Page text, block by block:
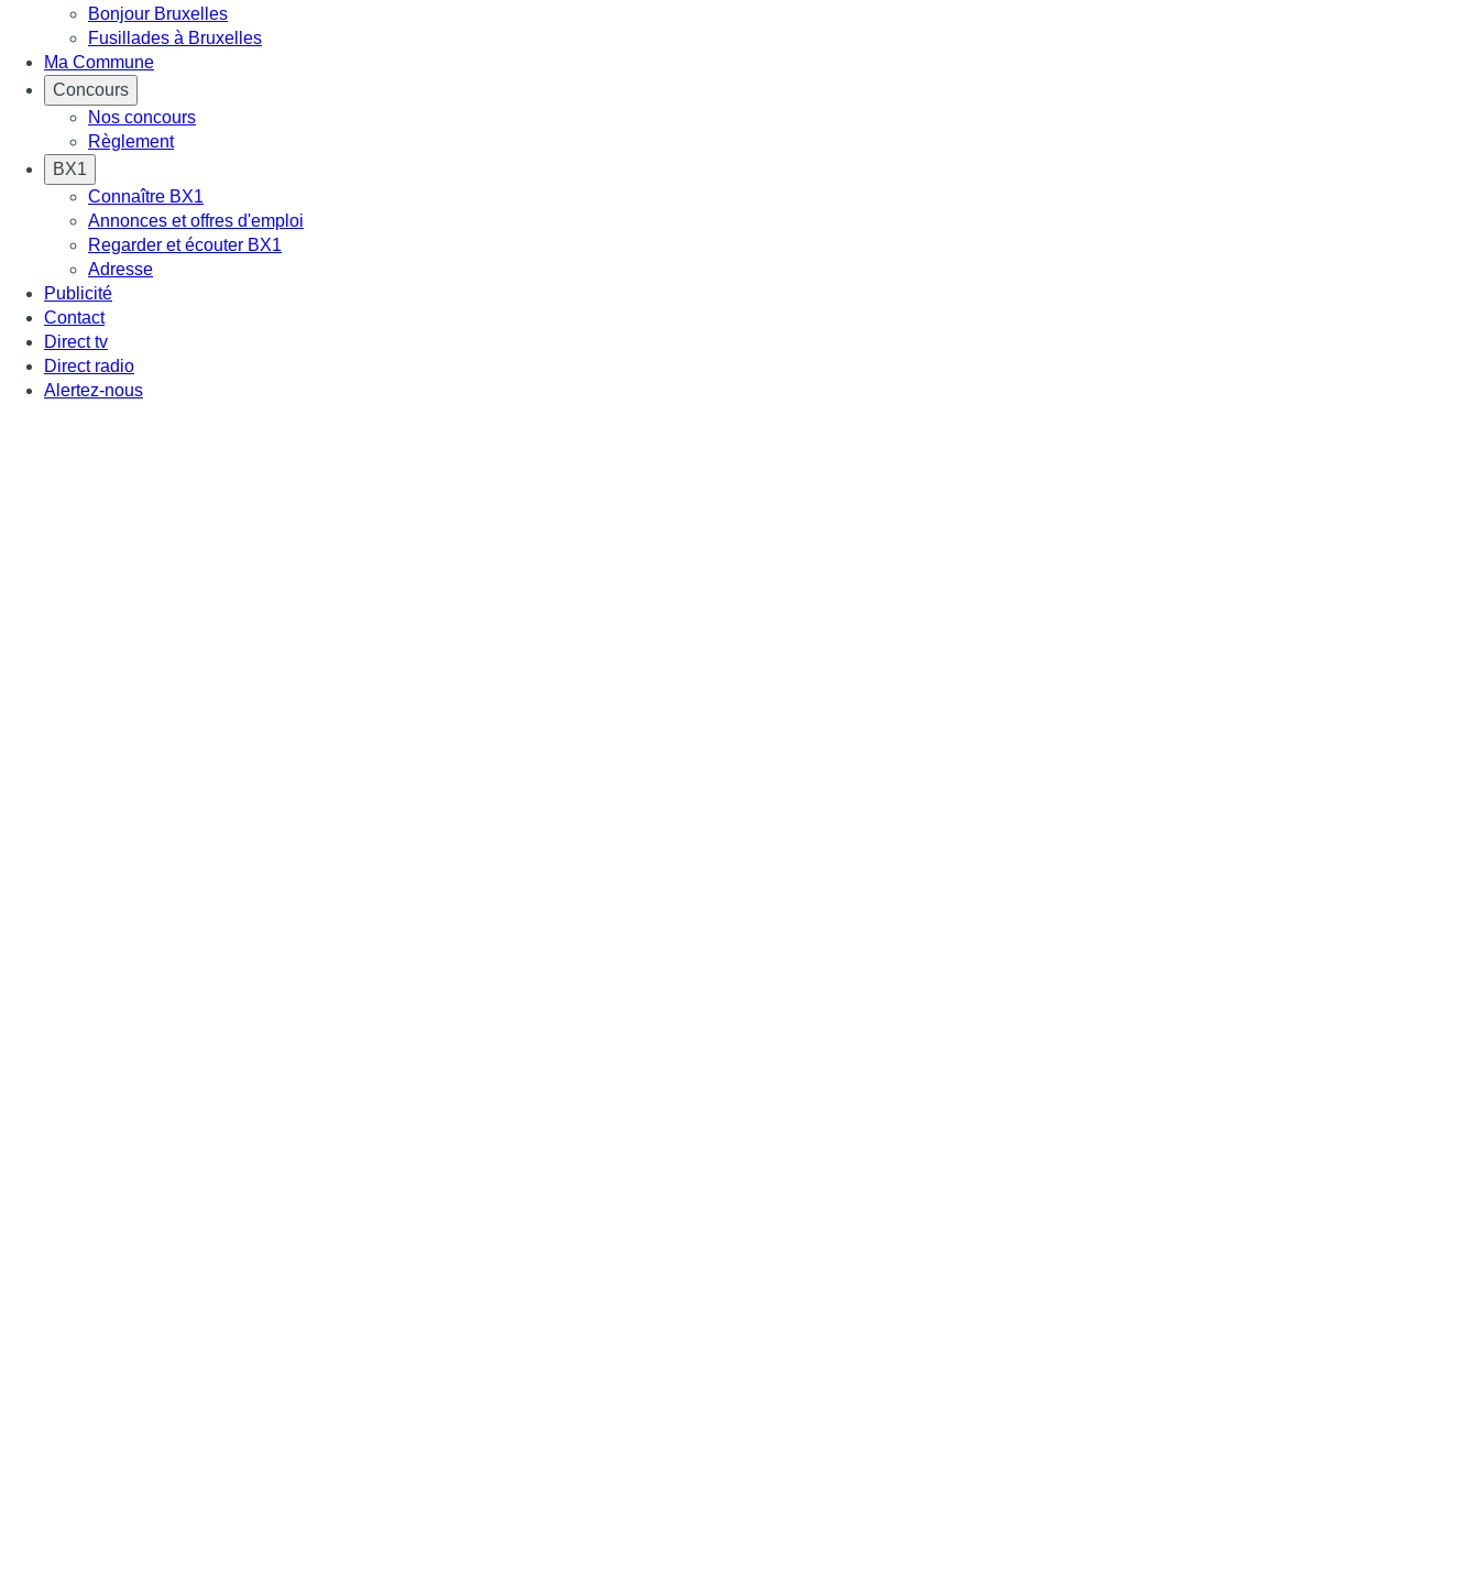
Bonjour Bruxelles
Fusillades à Bruxelles
Ma Commune
Concours
Nos concours
Règlement
BX1
Connaître BX1
Annonces et offres d'emploi
Regarder et écouter BX1
Adresse
Publicité
Contact
Direct tv
Direct radio
Alertez-nous